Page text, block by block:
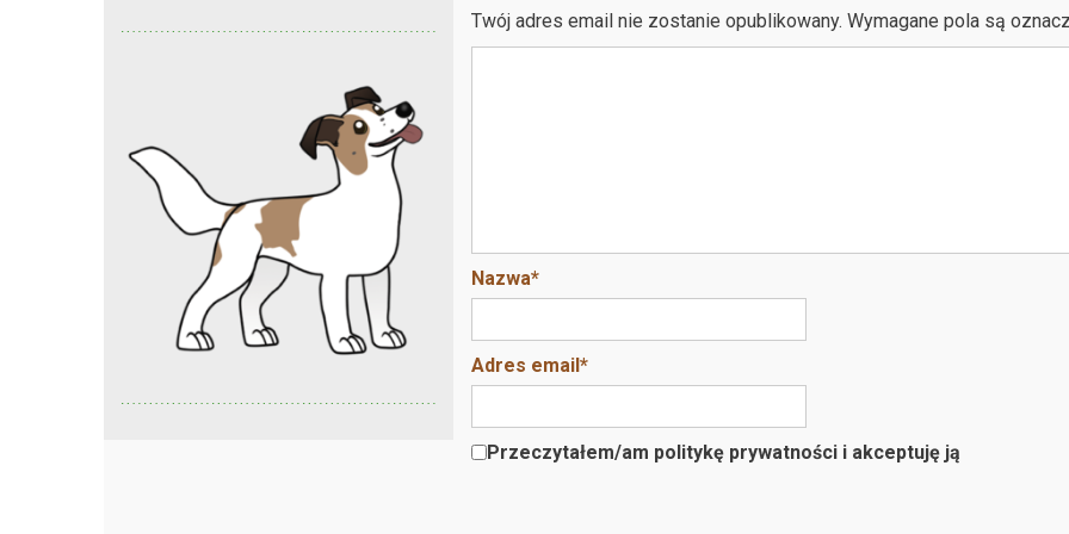
Twój adres email nie zostanie opublikowany. Wymagane pola są
Nazwa*
Adres email*
Przeczytałem/am politykę prywatności i akceptuję ją